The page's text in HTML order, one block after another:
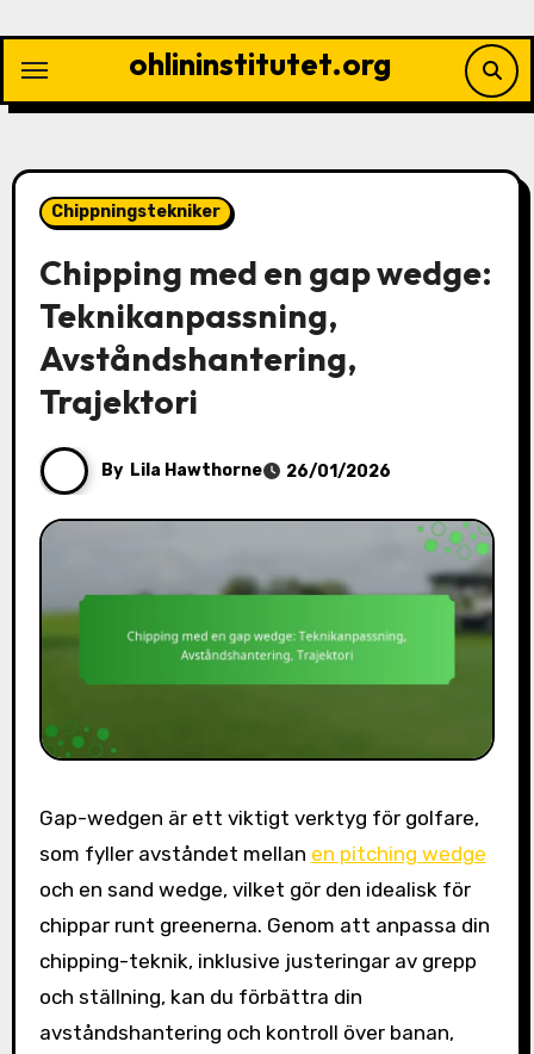
content
ohlininstitutet.org
Chippningstekniker
Chipping med en gap wedge:
Teknikanpassning,
Avståndshantering,
Trajektori
By Lila Hawthorne 26/01/2026
Gap-wedgen är ett viktigt verktyg för golfare,
som fyller avståndet mellan en pitching wedge
och en sand wedge, vilket gör den idealisk för
chippar runt greenerna. Genom att anpassa din
chipping-teknik, inklusive justeringar av grepp
och ställning, kan du förbättra din
avståndshantering och kontroll över banan,